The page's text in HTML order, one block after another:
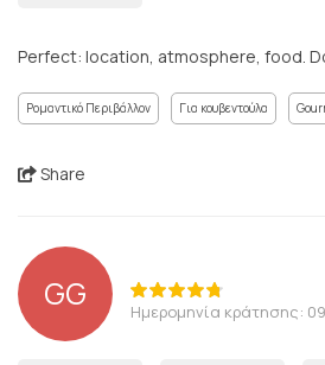
Perfect: location, atmosphere, food.
Ρομαντικό Περιβάλλον Για κουβεντούλα
Share
GG Ημερομηνία κράτησης: